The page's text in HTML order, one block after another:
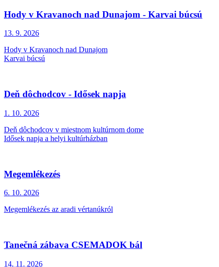
Hody v Kravanoch nad Dunajom - Karvai búcsú
13. 9. 2026
Hody v Kravanoch nad Dunajom
Karvai búcsú
Deň dôchodcov - Idősek napja
1. 10. 2026
Deň dôchodcov v miestnom kultúrnom dome
Idősek napja a helyi kultúrházban
Megemlékezés
6. 10. 2026
Megemlékezés az aradi vértanúkról
Tanečná zábava CSEMADOK bál
14. 11. 2026